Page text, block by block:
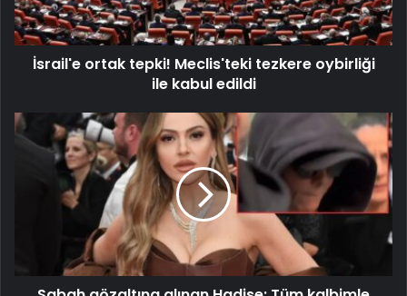
İsrail'e ortak tepki! Meclis'teki tezkere oybirliği
ile kabul edildi